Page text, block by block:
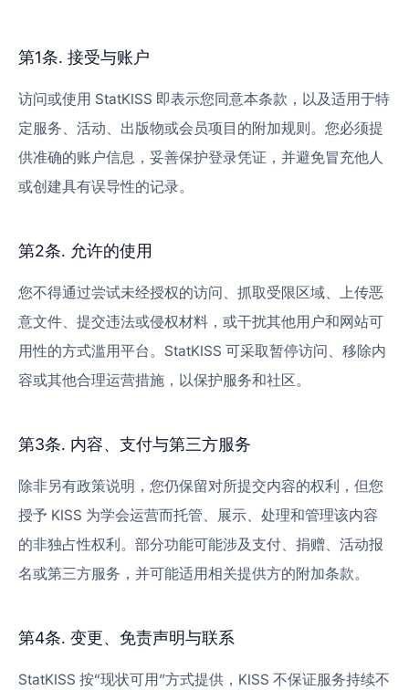
第1条. 接受与账户
访问或使用 StatKISS 即表示您同意本条款，以及适用于特
定服务、活动、出版物或会员项目的附加规则。您必须提
供准确的账户信息，妥善保护登录凭证，并避免冒充他人
或创建具有误导性的记录。
第2条. 允许的使用
您不得通过尝试未经授权的访问、抓取受限区域、上传恶
意文件、提交违法或侵权材料，或干扰其他用户和网站可
用性的方式滥用平台。StatKISS 可采取暂停访问、移除内
容或其他合理运营措施，以保护服务和社区。
第3条. 内容、支付与第三方服务
除非另有政策说明，您仍保留对所提交内容的权利，但您
授予 KISS 为学会运营而托管、展示、处理和管理该内容
的非独占性权利。部分功能可能涉及支付、捐赠、活动报
名或第三方服务，并可能适用相关提供方的附加条款。
第4条. 变更、免责声明与联系
StatKISS 按“现状可用”方式提供，KISS 不保证服务持续不